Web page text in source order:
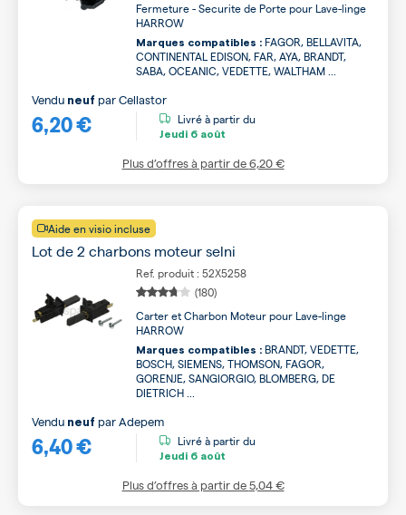
Fermeture - Securite de Porte pour Lave-linge
HARROW
Marques compatibles : FAGOR, BELLAVITA,
CONTINENTAL EDISON, FAR, AYA, BRANDT,
SABA, OCEANIC, VEDETTE, WALTHAM ...
6,20 €
Vendu neuf parCellastor
Livré à partir du
Jeudi 6 août
Plus d’offres à partir de6,20 €
Aide en visio incluse
Lot de 2 charbons moteur selni
Ref. produit : 52X5258
(180)
Carter et Charbon Moteur pour Lave-linge
HARROW
Marques compatibles : BRANDT, VEDETTE,
BOSCH, SIEMENS, THOMSON, FAGOR,
GORENJE, SANGIORGIO, BLOMBERG, DE
DIETRICH ...
6,40 €
Vendu neuf parAdepem
Livré à partir du
Jeudi 6 août
Plus d’offres à partir de5,04 €